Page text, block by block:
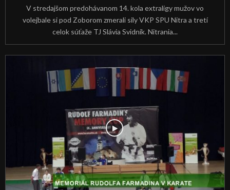
V stredajšom predohávanom 14. kola extraligy mužov vo
volejbale si pod Zoborom zmerali sily VKP SPU Nitra a tretí
celok súťaže TJ Slávia Svidník. Nitrania...